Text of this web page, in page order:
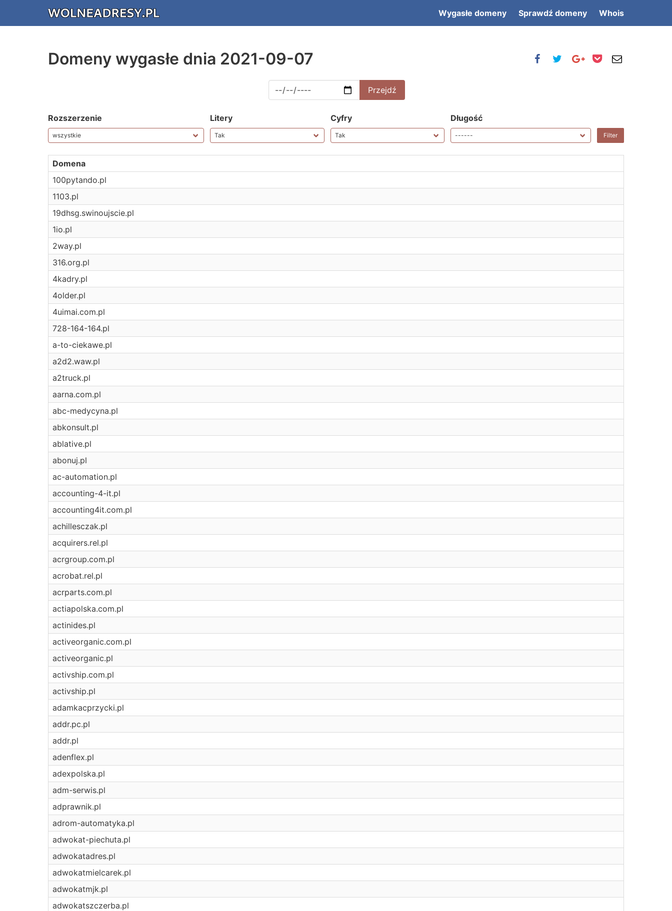
Wygasłe domeny Sprawdź domeny Whois
Domeny wygasłe dnia 2021-09-07
Rozszerzenie Litery Cyfry Długość
Domena
100pytando.pl
1103.pl
19dhsg.swinoujscie.pl
1io.pl
2way.pl
316.org.pl
4kadry.pl
4older.pl
4uimai.com.pl
728-164-164.pl
a-to-ciekawe.pl
a2d2.waw.pl
a2truck.pl
aarna.com.pl
abc-medycyna.pl
abkonsult.pl
ablative.pl
abonuj.pl
ac-automation.pl
accounting-4-it.pl
accounting4it.com.pl
achillesczak.pl
acquirers.rel.pl
acrgroup.com.pl
acrobat.rel.pl
acrparts.com.pl
actiapolska.com.pl
actinides.pl
activeorganic.com.pl
activeorganic.pl
activship.com.pl
activship.pl
adamkacprzycki.pl
addr.pc.pl
addr.pl
adenflex.pl
adexpolska.pl
adm-serwis.pl
adprawnik.pl
adrom-automatyka.pl
adwokat-piechuta.pl
adwokatadres.pl
adwokatmielcarek.pl
adwokatmjk.pl
adwokatszczerba.pl